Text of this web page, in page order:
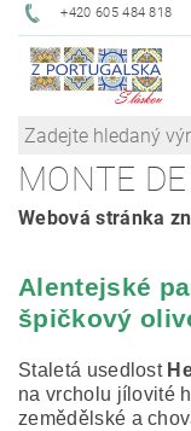
+420 605 484 818
MONTE
Webová stránka
Alentejské
špičkový
Staletá usedlost
na vrcholu jílovité
zemědělské a